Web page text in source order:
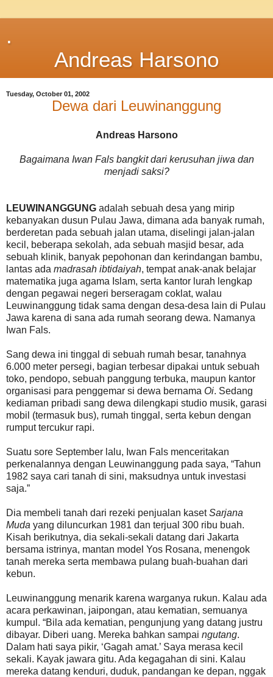
.
Andreas Harsono
Tuesday, October 01, 2002
Dewa dari Leuwinanggung
Andreas Harsono
Bagaimana Iwan Fals bangkit dari kerusuhan jiwa dan
menjadi saksi?
LEUWINANGGUNG adalah sebuah desa yang mirip
kebanyakan dusun Pulau Jawa, dimana ada banyak rumah,
berderetan pada sebuah jalan utama, diselingi jalan-jalan
kecil, beberapa sekolah, ada sebuah masjid besar, ada
sebuah klinik, banyak pepohonan dan kerindangan bambu,
lantas ada madrasah ibtidaiyah, tempat anak-anak belajar
matematika juga agama Islam, serta kantor lurah lengkap
dengan pegawai negeri berseragam coklat, walau
Leuwinanggung tidak sama dengan desa-desa lain di Pulau
Jawa karena di sana ada rumah seorang dewa. Namanya
Iwan Fals.
Sang dewa ini tinggal di sebuah rumah besar, tanahnya
6.000 meter persegi, bagian terbesar dipakai untuk sebuah
toko, pendopo, sebuah panggung terbuka, maupun kantor
organisasi para penggemar si dewa bernama Oi. Sedang
kediaman pribadi sang dewa dilengkapi studio musik, garasi
mobil (termasuk bus), rumah tinggal, serta kebun dengan
rumput tercukur rapi.
Suatu sore September lalu, Iwan Fals menceritakan
perkenalannya dengan Leuwinanggung pada saya, “Tahun
1982 saya cari tanah di sini, maksudnya untuk investasi
saja.”
Dia membeli tanah dari rezeki penjualan kasetSarjana
Muda yang diluncurkan 1981 dan terjual 300 ribu buah.
Kisah berikutnya, dia sekali-sekali datang dari Jakarta
bersama istrinya, mantan model Yos Rosana, menengok
tanah mereka serta membawa pulang buah-buahan dari
kebun.
Leuwinanggung menarik karena warganya rukun. Kalau ada
acara perkawinan, jaipongan, atau kematian, semuanya
kumpul. “Bila ada kematian, pengunjung yang datang justru
dibayar. Diberi uang. Mereka bahkan sampai ngutang.
Dalam hati saya pikir, ‘Gagah amat.’ Saya merasa kecil
sekali. Kayak jawara gitu. Ada kegagahan di sini. Kalau
mereka datang kenduri, duduk, pandangan ke depan, nggak